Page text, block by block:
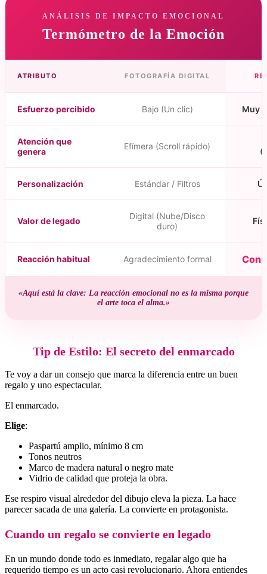
ANÁLISIS DE IMPACTO EMOCIONAL
Termómetro de la Emoción
ATRIBUTO FOTOGRAFÍA DIGITAL
Esfuerzo percibido Bajo (Un clic) Muy
Atención que
genera
Efímera (Scroll rápido)
Personalización Estándar / Filtros
Valor de legado
Digital (Nube/Disco
duro)
Reacción habitual Agradecimiento formal
«Aquí está la clave: La reacción emocional no es la misma porque
el arte toca el alma.»
Tip de Estilo: El secreto del enmarcado
Te voy a dar un consejo que marca la diferencia entre un buen
regalo y uno espectacular.
El enmarcado.
Elige:
Paspartú amplio, mínimo 8 cm
Tonos neutros
Marco de madera natural o negro mate
Vidrio de calidad que proteja la obra.
Ese respiro visual alrededor del dibujo eleva la pieza. La hace
parecer sacada de una galería. La convierte en protagonista.
Cuando un regalo se convierte en legado
En un mundo donde todo es inmediato, regalar algo que ha
requerido tiempo es un acto casi revolucionario. Ahora entiendes